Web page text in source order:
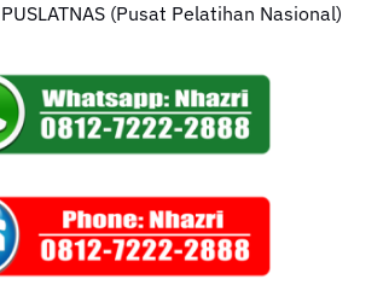
(Pusat Pelatihan Nasional)